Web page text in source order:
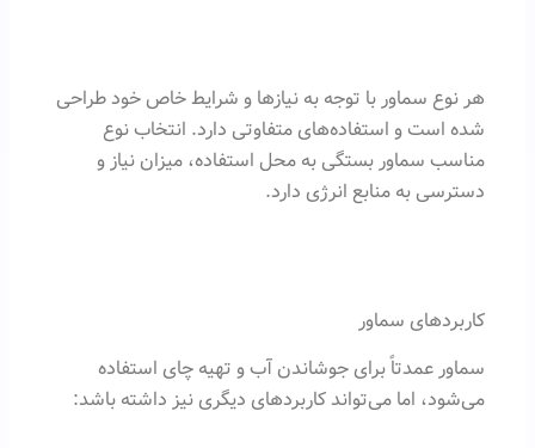
هر نوع سماور با توجه به نیازها و شرایط خاص خود طراحی
شده است و استفاده‌های متفاوتی دارد. انتخاب نوع
مناسب سماور بستگی به محل استفاده، میزان نیاز و
دسترسی به منابع انرژی دارد.
کاربردهای سماور
سماور عمدتاً برای جوشاندن آب و تهیه چای استفاده
می‌شود، اما می‌تواند کاربردهای دیگری نیز داشته باشد: